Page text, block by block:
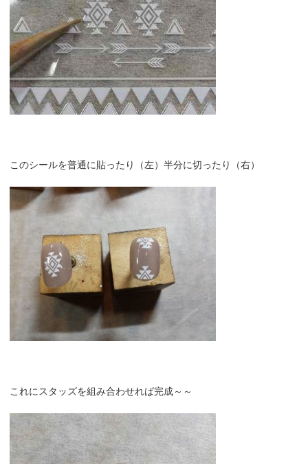
このシールを普通に貼ったり（左）半分に切ったり（右）
これにスタッズを組み合わせれば完成～～